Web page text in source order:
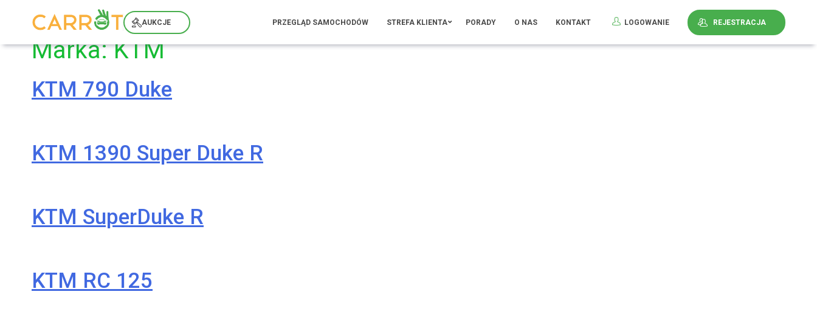
AUKCJE PRZEGLĄD SAMOCHODÓW STREFA KLIENTA PORADY O NAS KONTAKT LOGOWANIE REJESTRACJA
Marka:KTM
KTM 790 Duke
KTM 1390 Super Duke R
KTM SuperDuke R
KTM RC 125